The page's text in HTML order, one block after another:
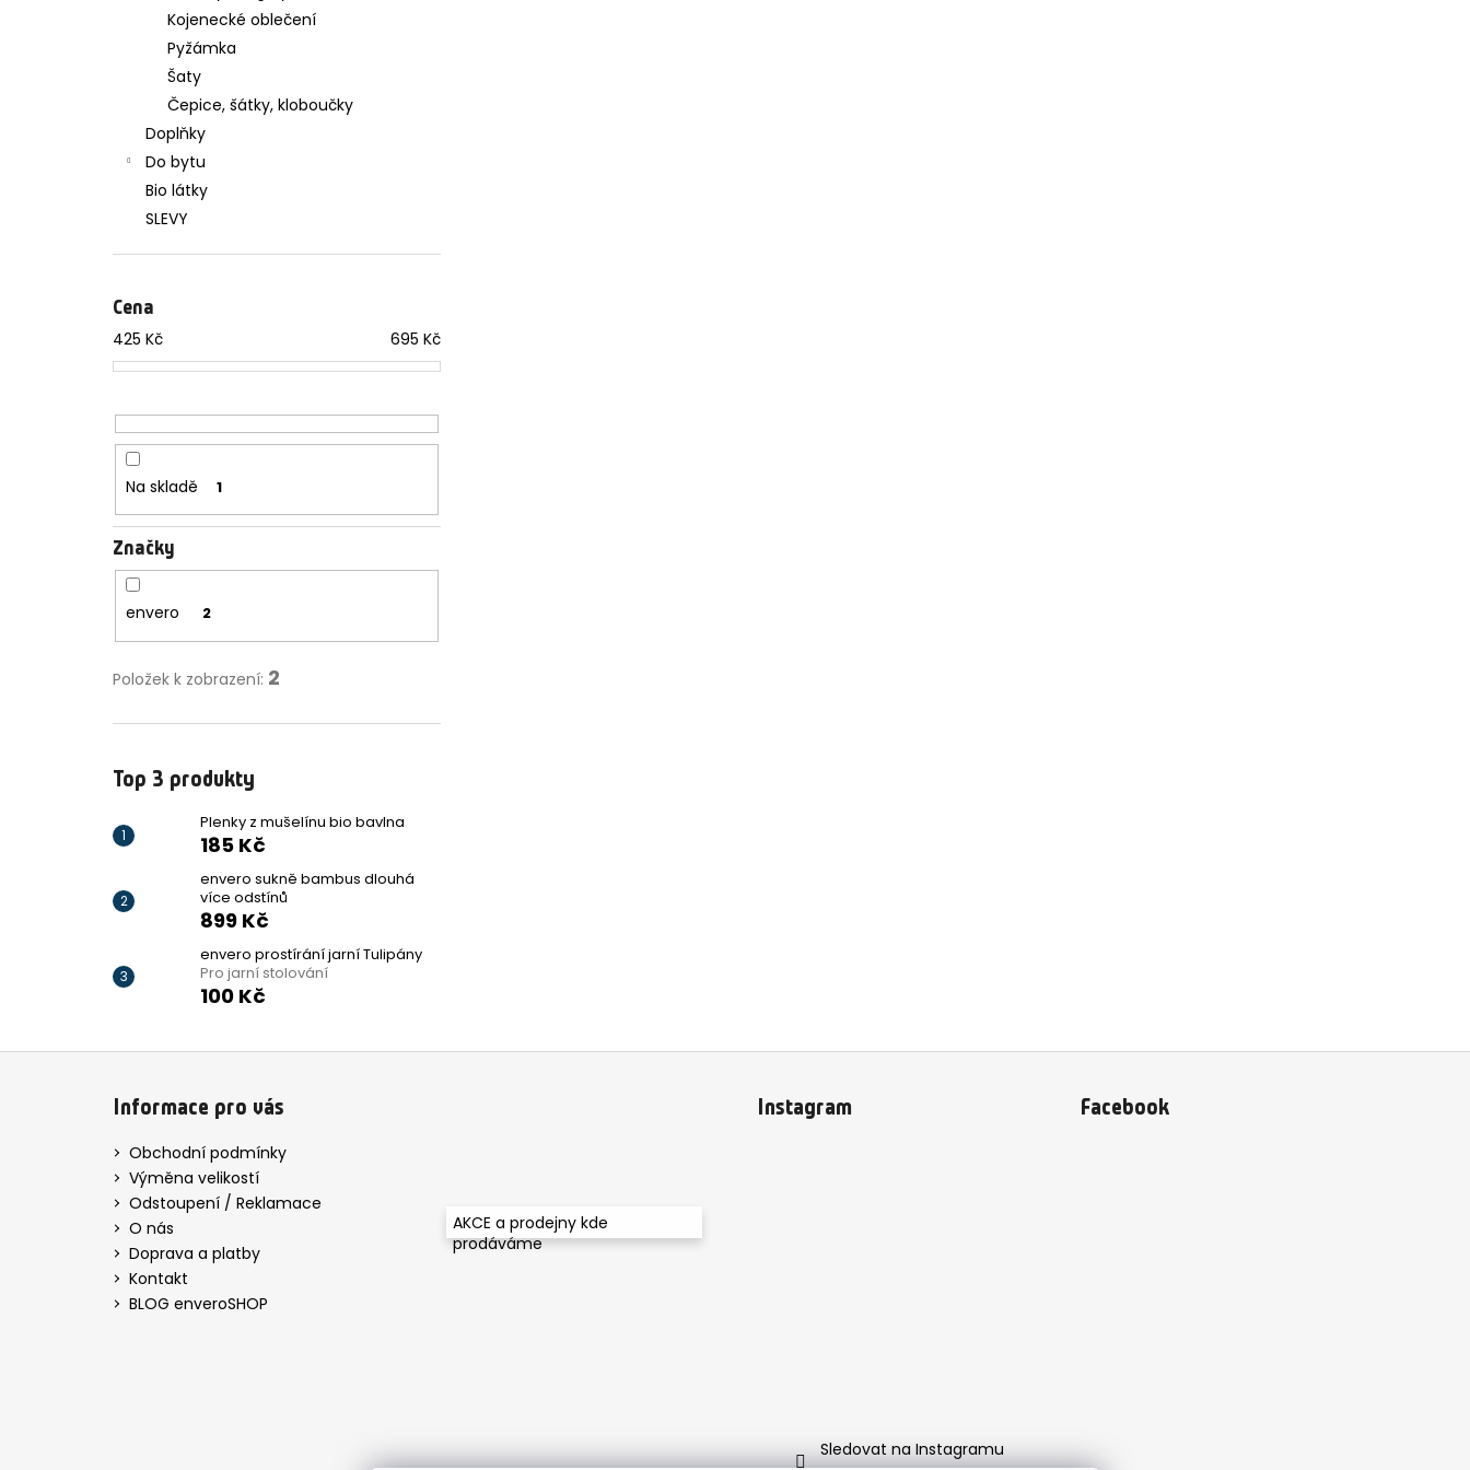
Kojenecké oblečení
Pyžámka
Šaty
Čepice, šátky, kloboučky
Doplňky
Do bytu
Bio látky
SLEVY
Cena
425 Kč 695 Kč
Na skladě 1
Značky
envero 2
Položek k zobrazení: 2
Top 3 produkty
Plenky z mušelínu bio bavlna
185 Kč
envero sukně bambus dlouhá
více odstínů
899 Kč
envero prostírání jarní Tulipány
Pro jarní stolování
100 Kč
Informace pro vás
Obchodní podmínky
Výměna velikostí
Odstoupení / Reklamace
O nás
Doprava a platby
Kontakt
BLOG enveroSHOP
AKCE a prodejny kde
prodáváme
Instagram
Sledovat na Instagramu
Facebook